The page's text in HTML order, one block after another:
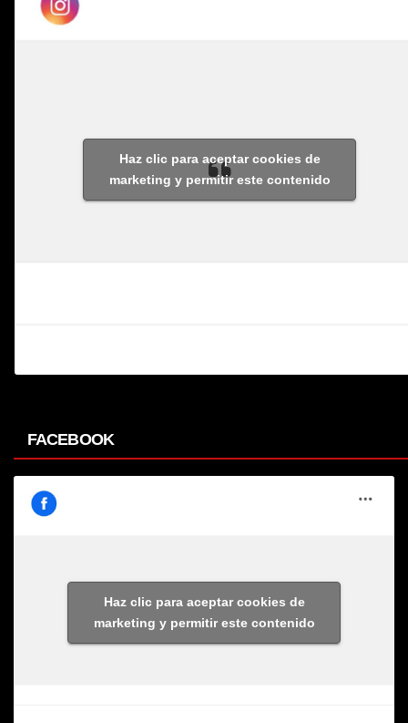
Haz clic para aceptar cookies de
marketing y permitir este contenido
FACEBOOK
Haz clic para aceptar cookies de
marketing y permitir este contenido